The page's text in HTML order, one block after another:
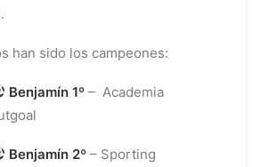
han sido los campeones:
Benjamín 1º – Academia
Benjamín 2º – Sporting